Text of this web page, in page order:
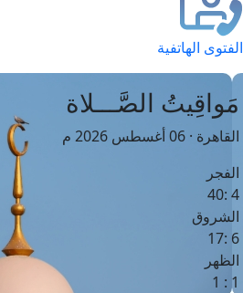
الفتوى الهاتفية
مَواقِيتُ الصَّـــلاة
القاهرة · 06 أغسطس 2026 م
الفجر
4 :40
الشروق
6 :17
الظهر
1 : 1